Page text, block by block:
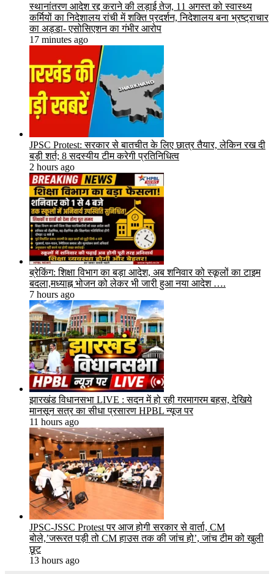
स्थानांतरण आदेश रद्द कराने की लड़ाई तेज, 11 अगस्त को स्वास्थ्य
कर्मियों का निदेशालय रांची में शक्ति प्रदर्शन, निदेशालय बना भ्रष्ट्राचार
का अड्डा- एसोसिएशन का गंभीर आरोप
17 minutes ago
JPSC Protest: सरकार से बातचीत के लिए छात्र तैयार, लेकिन रख दी
बड़ी शर्त; 8 सदस्यीय टीम करेगी प्रतिनिधित्व
2 hours ago
ब्रेकिंग: शिक्षा विभाग का बड़ा आदेश, अब शनिवार को स्कूलों का टाइम
बदला,मध्याह्न भोजन को लेकर भी जारी हुआ नया आदेश ….
7 hours ago
झारखंड विधानसभा LIVE : सदन में हो रही गरमागरम बहस, देखिये
मानसून सत्र का सीधा प्रसारण HPBL न्यूज पर
11 hours ago
JPSC-JSSC Protest पर आज होगी सरकार से वार्ता, CM
बोले,’जरूरत पड़ी तो CM हाउस तक की जांच हो’, जांच टीम को खुली
छूट
13 hours ago